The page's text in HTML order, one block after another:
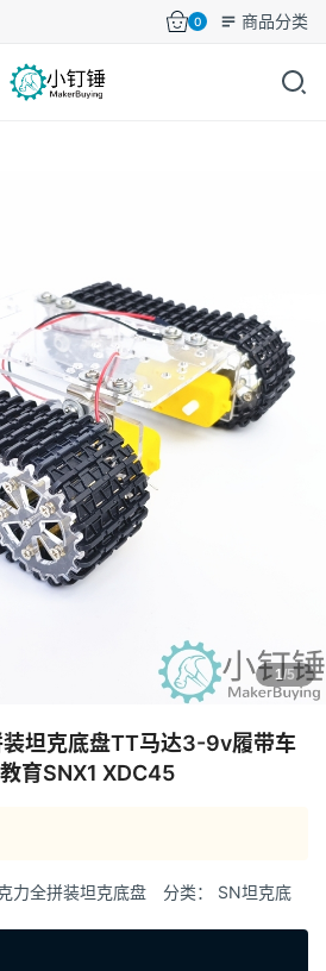
0 商品分类
1/5
坦克底盘TT马达3-9v履带车
育SNX1 XDC45
力全拼装坦克底盘 分类： SN坦克底